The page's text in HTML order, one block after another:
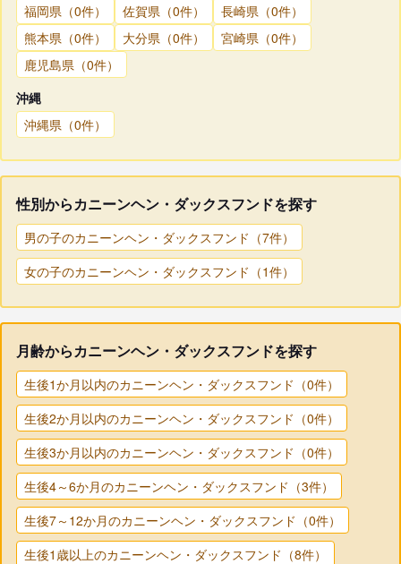
福岡県（0件）
佐賀県（0件）
長崎県（0件）
熊本県（0件）
大分県（0件）
宮崎県（0件）
鹿児島県（0件）
沖縄
沖縄県（0件）
性別からカニーンヘン・ダックスフンドを探す
男の子のカニーンヘン・ダックスフンド（7件）
女の子のカニーンヘン・ダックスフンド（1件）
月齢からカニーンヘン・ダックスフンドを探す
生後1か月以内のカニーンヘン・ダックスフンド（0件）
生後2か月以内のカニーンヘン・ダックスフンド（0件）
生後3か月以内のカニーンヘン・ダックスフンド（0件）
生後4～6か月のカニーンヘン・ダックスフンド（3件）
生後7～12か月のカニーンヘン・ダックスフンド（0件）
生後1歳以上のカニーンヘン・ダックスフンド（8件）